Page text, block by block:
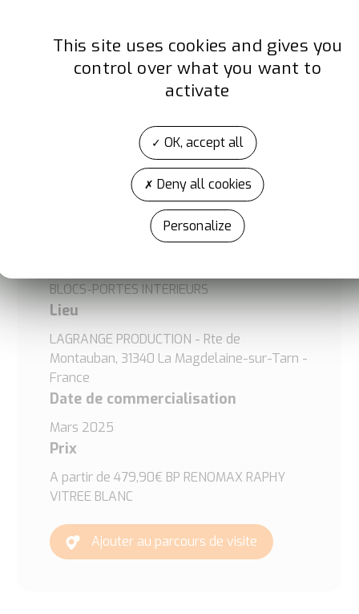
éco-conception
Voir la fiche marque
Voir la fiche marque Voir la vidéo produit
BLOCS-PORTES INTERIEURS
Lieu
LAGRANGE PRODUCTION - Rte de
Montauban, 31340 La Magdelaine-sur-Tarn -
France
Date de commercialisation
Mars 2025
Prix
A partir de 479,90€ BP RENOMAX RAPHY
VITREE BLANC
Ajouter au parcours de visite
This site uses cookies and gives you
control over what you want to
activate
OK, accept all
Deny all cookies
Personalize